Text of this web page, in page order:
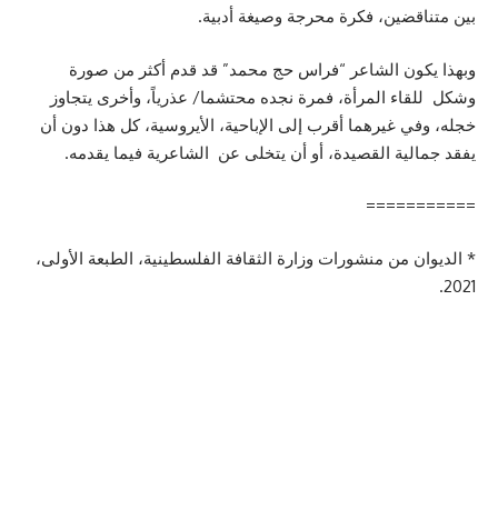
بين متناقضين، فكرة محرجة وصيغة أدبية.
وبهذا يكون الشاعر “فراس حج محمد” قد قدم أكثر من صورة
وشكل للقاء المرأة، فمرة نجده محتشما/ عذرياً، وأخرى يتجاوز
خجله، وفي غيرهما أقرب إلى الإباحية، الأيروسية، كل هذا دون أن
يفقد جمالية القصيدة، أو أن يتخلى عن الشاعرية فيما يقدمه.
===========
* الديوان من منشورات وزارة الثقافة الفلسطينية، الطبعة الأولى،
2021.